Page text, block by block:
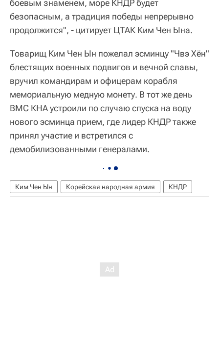
боевым знаменем, море КНДР будет
безопасным, а традиция победы непрерывно
продолжится", - цитирует ЦТАК Ким Чен Ына.
Товарищ Ким Чен Ын пожелал эсминцу "Чвэ Хён"
блестящих военных подвигов и вечной славы,
вручил командирам и офицерам корабля
мемориальную медную монету. В тот же день
ВМС КНА устроили по случаю спуска на воду
нового эсминца прием, где лидер КНДР также
принял участие и встретился с
демобилизованными генералами.
Ким Чен Ын Корейская народная армия КНДР